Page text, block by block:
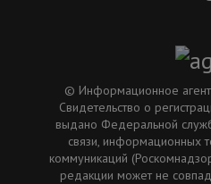
© Информационное
Свидетельство о
выдано Федеральной
связи, информационных
коммуникаций
редакции может не